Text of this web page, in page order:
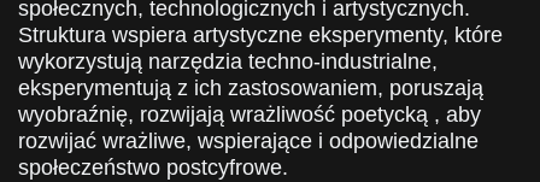
społecznych, technologicznych i artystycznych.
Struktura wspiera artystyczne eksperymenty, które
wykorzystują narzędzia techno-industrialne,
eksperymentują z ich zastosowaniem, poruszają
wyobraźnię, rozwijają wrażliwość poetycką , aby
rozwijać wrażliwe, wspierające i odpowiedzialne
społeczeństwo postcyfrowe.